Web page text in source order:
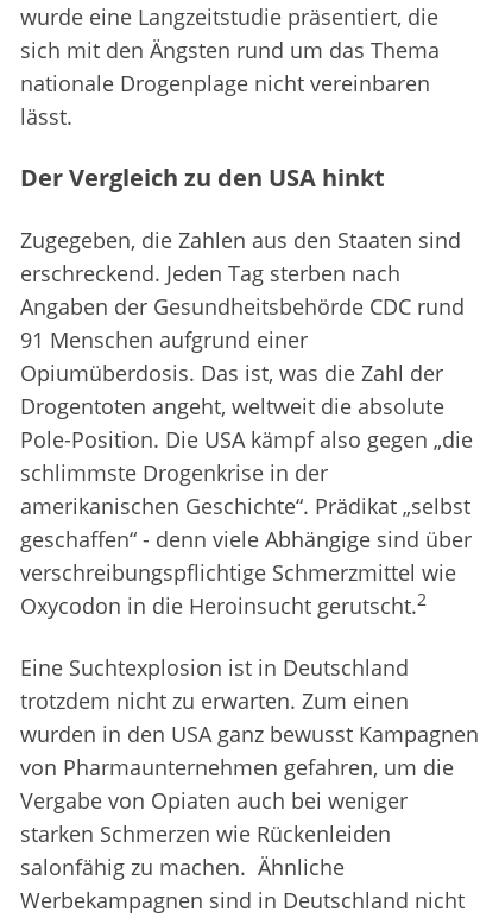
wurde eine Langzeitstudie präsentiert, die
sich mit den Ängsten rund um das Thema
nationale Drogenplage nicht vereinbaren
lässt.
Der Vergleich zu den USA hinkt
Zugegeben, die Zahlen aus den Staaten sind
erschreckend. Jeden Tag sterben nach
Angaben der Gesundheitsbehörde CDC rund
91 Menschen aufgrund einer
Opiumüberdosis. Das ist, was die Zahl der
Drogentoten angeht, weltweit die absolute
Pole-Position. Die USA kämpf also gegen „die
schlimmste Drogenkrise in der
amerikanischen Geschichte“. Prädikat „selbst
geschaffen“ - denn viele Abhängige sind über
verschreibungspflichtige Schmerzmittel wie
Oxycodon in die Heroinsucht gerutscht.2
Eine Suchtexplosion ist in Deutschland
trotzdem nicht zu erwarten. Zum einen
wurden in den USA ganz bewusst Kampagnen
von Pharmaunternehmen gefahren, um die
Vergabe von Opiaten auch bei weniger
starken Schmerzen wie Rückenleiden
salonfähig zu machen. Ähnliche
Werbekampagnen sind in Deutschland nicht